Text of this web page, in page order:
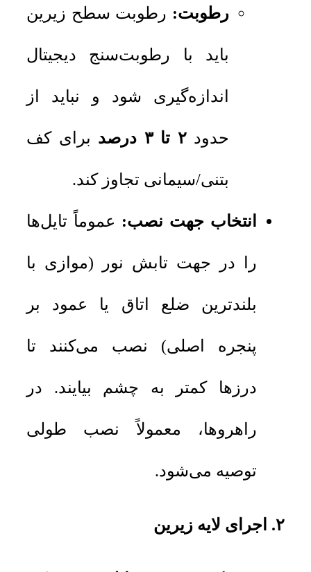
رطوبت: رطوبت سطح زیرین
باید با رطوبت‌سنج دیجیتال
اندازه‌گیری شود و نباید از
حدود۲ تا ۳ درصد برای کف
بتنی/سیمانی تجاوز کند.
انتخاب جهت نصب: عموماً تایل‌ها
را در جهت تابش نور (موازی با
بلندترین ضلع اتاق یا عمود بر
پنجره اصلی) نصب می‌کنند تا
درزها کمتر به چشم بیایند. در
راهروها، معمولاً نصب طولی
توصیه می‌شود.
۲. اجرای لایه زیرین